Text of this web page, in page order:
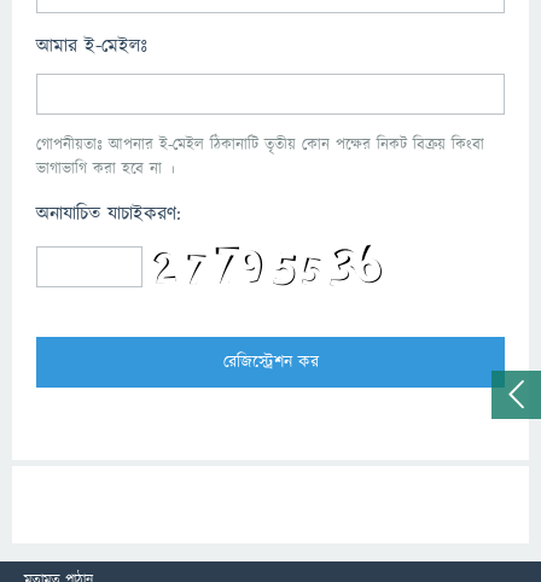
আমার ই-মেইলঃ
গোপনীয়তাঃ আপনার ই-মেইল ঠিকানাটি তৃতীয় কোন পক্ষের নিকট বিক্রয় কিংবা
ভাগাভাগি করা হবে না ।
অনাযাচিত যাচাইকরণ: